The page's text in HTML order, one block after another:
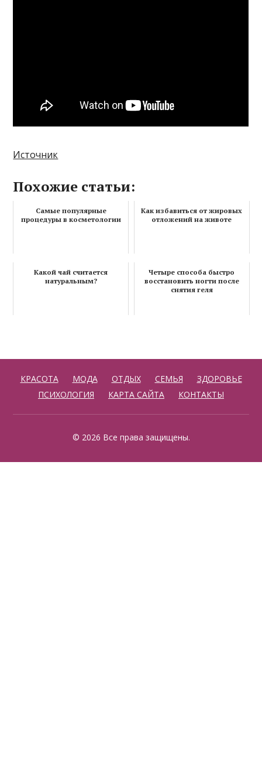
Источник
Похожие статьи:
Самые популярные
процедуры в косметологии
Как избавиться от жировых
отложений на животе
Какой чай считается
натуральным?
Четыре способа быстро
восстановить ногти после
снятия геля
КРАСОТА МОДА ОТДЫХ СЕМЬЯ
ЗДОРОВЬЕ
ПСИХОЛОГИЯ
КАРТА САЙТА КОНТАКТЫ
© 2026 Все права защищены.